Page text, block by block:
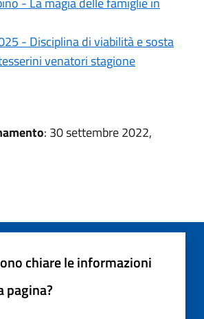
- Disciplina di viabilità e sosta
venatori stagione
: 30 settembre 2022,
chiare le informazioni
pagina?